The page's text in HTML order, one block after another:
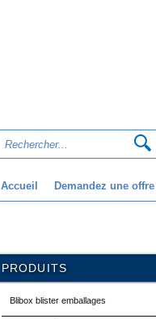
Accueil Demandez une offre
PRODUITS
Blibox blister emballages